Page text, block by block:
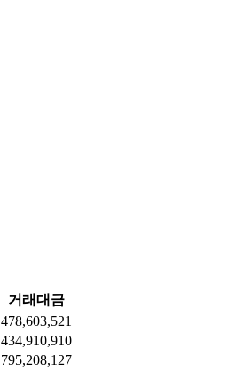
거래대금
478,603,521
434,910,910
795,208,127